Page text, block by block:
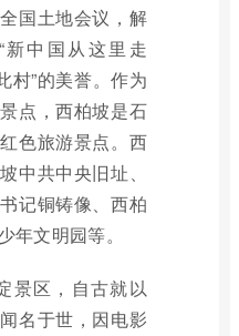
国土地会议，解
中国从这里走
村”的美誉。作为
点，西柏坡是石
色旅游景点。西
中共中央旧址、
记铜铸像、西柏
年文明园等。
景区，自古就以
名于世，因电影